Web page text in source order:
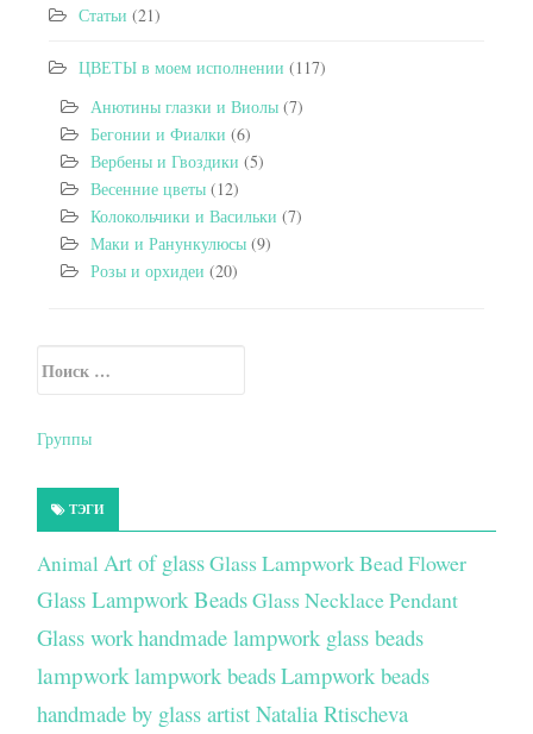
Статьи (21)
ЦВЕТЫ в моем исполнении (117)
Анютины глазки и Виолы (7)
Бегонии и Фиалки (6)
Вербены и Гвоздики (5)
Весенние цветы (12)
Колокольчики и Васильки (7)
Маки и Ранункулюсы (9)
Розы и орхидеи (20)
Secondary Sidebar
Группы
ТЭГИ
Animal Art of glassGlass Lampwork Bead Flower
Glass Lampwork BeadsGlass Necklace Pendant
Glass workhandmade lampwork glass beads
lampworklampwork beadsLampwork beads
handmade by glass artist Natalia Rtischeva